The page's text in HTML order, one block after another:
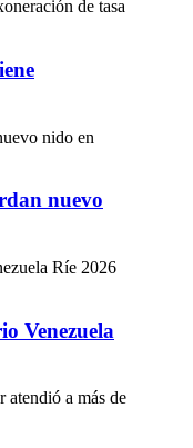
nuevo
Venezuela